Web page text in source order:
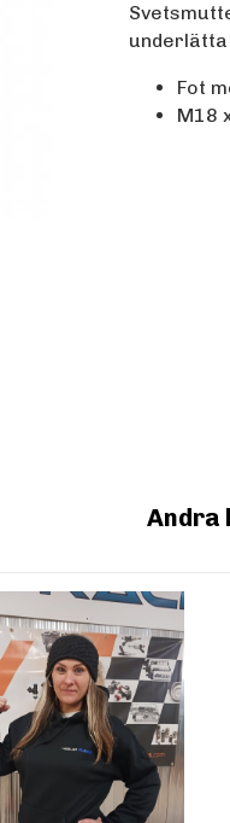
Fot
M18
Andra